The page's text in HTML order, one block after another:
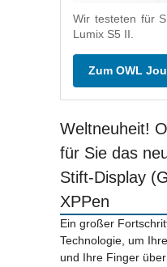
Wir testeten für
Lumix S5 II.
Zum OWL
Weltneuheit!
für Sie das
Stift-Display
XPPen
Ein großer
Technologie, um
und Ihre Finger